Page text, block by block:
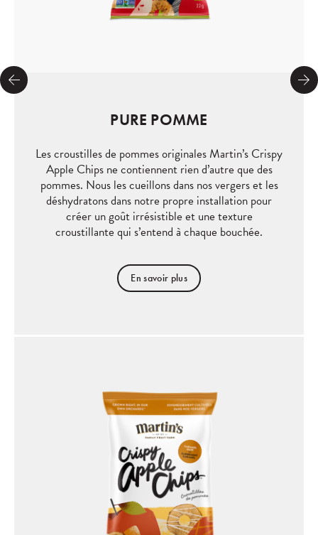
PURE POMME
Les croustilles de pommes originales Martin’s Crispy
Apple Chips ne contiennent rien d’autre que des
pommes. Nous les cueillons dans nos vergers et les
déshydratons dans notre propre installation pour
créer un goût irrésistible et une texture
croustillante qui s’entend à chaque bouchée.
En savoir plus